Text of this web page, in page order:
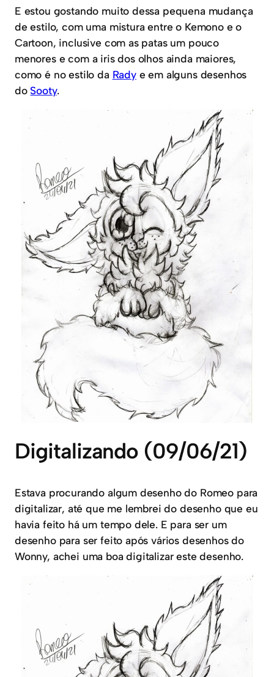
E estou gostando muito dessa pequena mudança
de estilo, com uma mistura entre o Kemono e o
Cartoon, inclusive com as patas um pouco
menores e com a iris dos olhos ainda maiores,
como é no estilo da Radye em alguns desenhos
do Sooty.
Digitalizando (09/06/21)
Estava procurando algum desenho do Romeo para
digitalizar, até que me lembrei do desenho que eu
havia feito há um tempo dele. E para ser um
desenho para ser feito após vários desenhos do
Wonny, achei uma boa digitalizar este desenho.